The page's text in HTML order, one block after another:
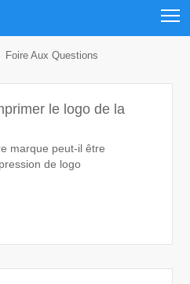
Foire Aux Questions
le logo de la
marque peut-il être
de logo